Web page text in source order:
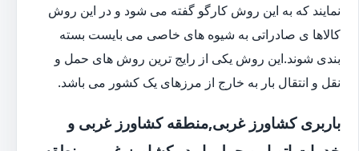
نمایند که به این روش کارگو گفته می شود و در این روش
کالاها ی صادراتی به شیوه های خاصی می بایست بسته
بندی شوند.این روش یکی از رایج ترین روش های حمل و
نقل و انتقال بار به خارج از مرزهای یک کشور می باشد.
باربری کشاورز غربی,منطقه کشاورز غربی و